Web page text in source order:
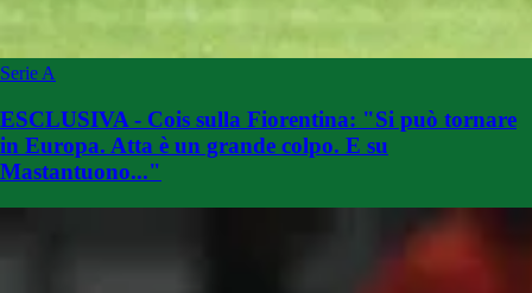
Serie A
ESCLUSIVA - Cois sulla Fiorentina: "Si può tornare
in Europa. Atta è un grande colpo. E su
Mastantuono..."